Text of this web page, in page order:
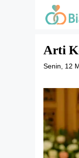
Arti
Senin, 12